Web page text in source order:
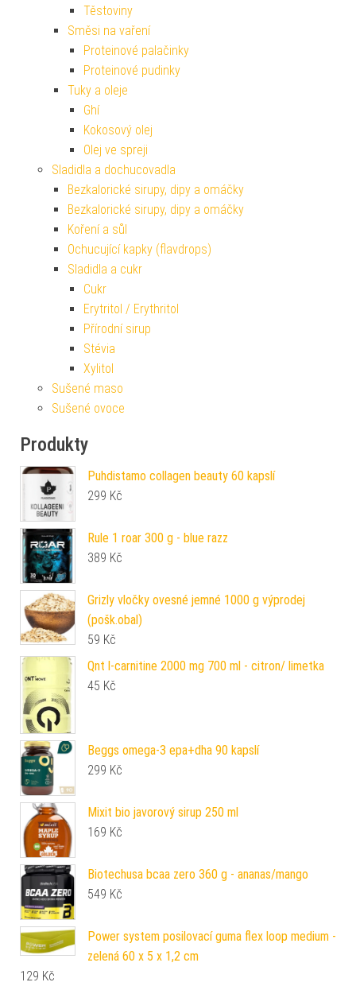
Těstoviny
Směsi na vaření
Proteinové palačinky
Proteinové pudinky
Tuky a oleje
Ghí
Kokosový olej
Olej ve spreji
Sladidla a dochucovadla
Bezkalorické sirupy, dipy a omáčky
Bezkalorické sirupy, dipy a omáčky
Koření a sůl
Ochucující kapky (flavdrops)
Sladidla a cukr
Cukr
Erytritol / Erythritol
Přírodní sirup
Stévia
Xylitol
Sušené maso
Sušené ovoce
Produkty
Puhdistamo collagen beauty 60 kapslí
299 Kč
Rule 1 roar 300 g - blue razz
389 Kč
Grizly vločky ovesné jemné 1000 g výprodej
(pošk.obal)
59 Kč
Qnt l-carnitine 2000 mg 700 ml - citron/ limetka
45 Kč
Beggs omega-3 epa+dha 90 kapslí
299 Kč
Mixit bio javorový sirup 250 ml
169 Kč
Biotechusa bcaa zero 360 g - ananas/mango
549 Kč
Power system posilovací guma flex loop medium -
zelená 60 x 5 x 1,2 cm
129 Kč